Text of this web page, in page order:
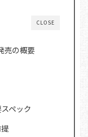
CLOSE
売の概要
ペック